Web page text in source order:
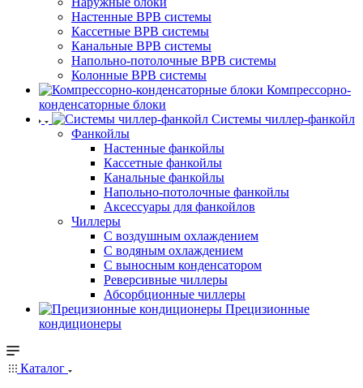
Настенные ВРВ системы
Кассетные ВРВ системы
Канальные ВРВ системы
Напольно-потолочные ВРВ системы
Колонные ВРВ системы
Компрессорно-
конденсаторные блоки
Системы чиллер-фанкойл
Фанкойлы
Настенные фанкойлы
Кассетные фанкойлы
Канальные фанкойлы
Напольно-потолочные фанкойлы
Аксессуары для фанкойлов
Чиллеры
С воздушным охлаждением
С водяным охлаждением
С выносным конденсатором
Реверсивные чиллеры
Абсорбционные чиллеры
Прецизионные
кондиционеры
Каталог